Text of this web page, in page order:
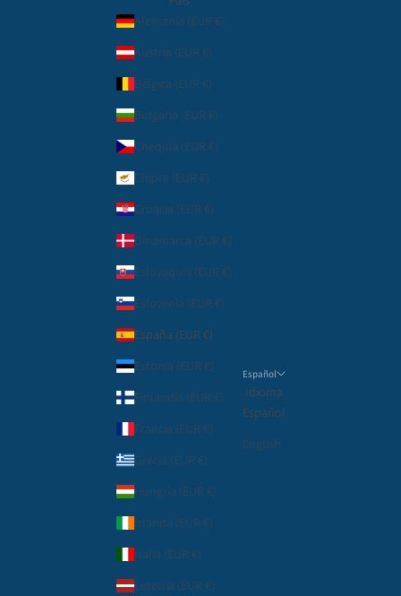
Alemania (EUR €)
Austria (EUR €)
Bélgica (EUR €)
Bulgaria (EUR €)
Chequia (EUR €)
Chipre (EUR €)
Croacia (EUR €)
Dinamarca (EUR €)
Eslovaquia (EUR €)
Eslovenia (EUR €)
España (EUR €)
Estonia (EUR €)
Finlandia (EUR €)
Francia (EUR €)
Grecia (EUR €)
Hungría (EUR €)
Irlanda (EUR €)
Italia (EUR €)
Letonia (EUR €)
Español
Idioma
Español
English